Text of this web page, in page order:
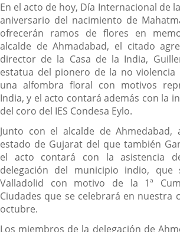
En el acto de hoy, Día Internacional de
aniversario del nacimiento de
ofrecerán ramos de flores en
alcalde de Ahmadabad, el citado
director de la Casa de la India,
estatua del pionero de la no violencia
una alfombra floral con motivos
India, y el acto contará además con la
del coro del IES Condesa Eylo.
Junto con el alcalde de Ahmedabad,
estado de Gujarat del que también
el acto contará con la asistencia
delegación del municipio indio, que
Valladolid con motivo de la 1ª
Ciudades que se celebrará en nuestra
octubre.
Los miembros de la delegación de